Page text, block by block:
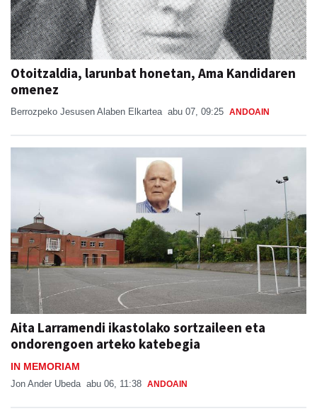
Otoitzaldia, larunbat honetan, Ama Kandidaren
omenez
Berrozpeko Jesusen Alaben Elkartea abu 07, 09:25 ANDOAIN
Aita Larramendi ikastolako sortzaileen eta
ondorengoen arteko katebegia
IN MEMORIAM
Jon Ander Ubeda abu 06, 11:38 ANDOAIN